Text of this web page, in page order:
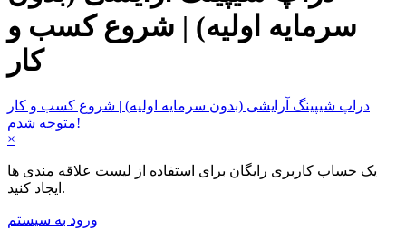
سرمایه اولیه) | شروع کسب و
کار
دراپ شیپینگ آرایشی (بدون سرمایه اولیه) | شروع کسب و کار
متوجه شدم!
×
یک حساب کاربری رایگان برای استفاده از لیست علاقه مندی ها
ایجاد کنید.
ورود به سیستم